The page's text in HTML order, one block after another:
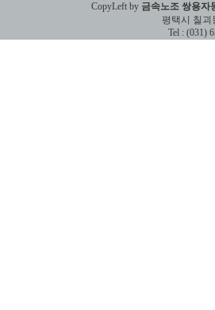
CopyLeft by 금속노조 쌍용자
평택시 칠괴동
Tel : (031)